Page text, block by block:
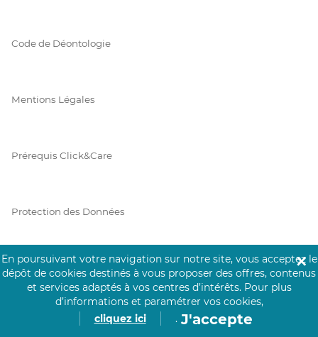
Code de Déontologie
Mentions Légales
Prérequis Click&Care
Protection des Données
Vie Privée
En poursuivant votre navigation sur notre site, vous acceptez le
dépôt de cookies destinés à vous proposer des offres, contenus
et services adaptés à vos centres d’intérêts. Pour plus
d’informations et paramétrer vos cookies,
cliquez ici
. J'accepte
✕